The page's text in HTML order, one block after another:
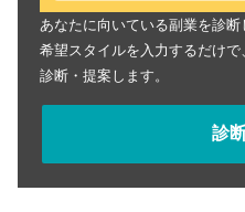
あなたに向いている副業を診断
希望スタイルを入力するだけ
診断・提案します。
診